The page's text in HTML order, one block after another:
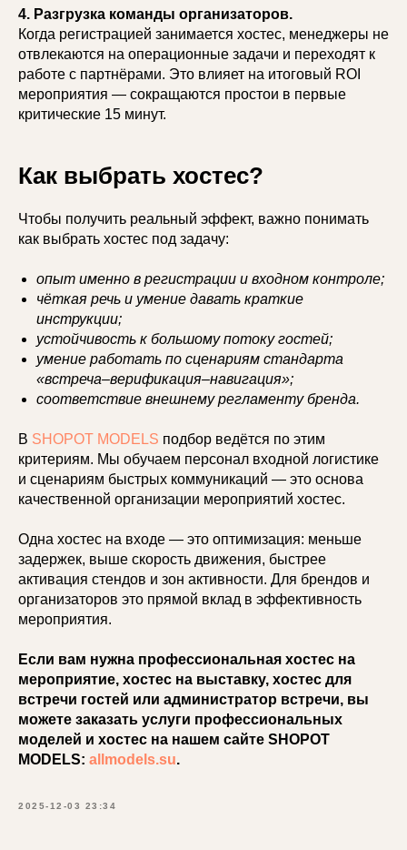
4. Разгрузка команды организаторов.
Когда регистрацией занимается хостес, менеджеры не
отвлекаются на операционные задачи и переходят к
работе с партнёрами. Это влияет на итоговый ROI
мероприятия — сокращаются простои в первые
критические 15 минут.
Как выбрать хостес?
Чтобы получить реальный эффект, важно понимать
как выбрать хостес под задачу:
опыт именно в регистрации и входном контроле;
чёткая речь и умение давать краткие
инструкции;
устойчивость к большому потоку гостей;
умение работать по сценариям стандарта
«встреча–верификация–навигация»;
соответствие внешнему регламенту бренда.
В SHOPOT MODELS подбор ведётся по этим
критериям. Мы обучаем персонал входной логистике
и сценариям быстрых коммуникаций — это основа
качественной организации мероприятий хостес.
Одна хостес на входе — это оптимизация: меньше
задержек, выше скорость движения, быстрее
активация стендов и зон активности. Для брендов и
организаторов это прямой вклад в эффективность
мероприятия.
Если вам нужна профессиональная хостес на
мероприятие, хостес на выставку, хостес для
встречи гостей или администратор встречи, вы
можете заказать услуги профессиональных
моделей и хостес на нашем сайте SHOPOT
MODELS: allmodels.su.
2025-12-03 23:34